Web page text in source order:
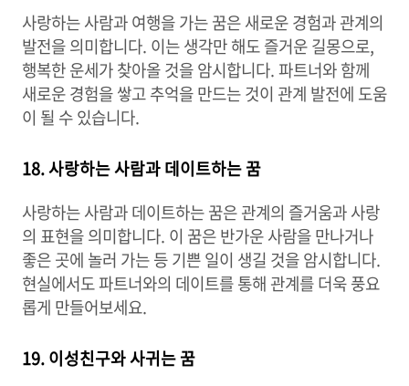
사랑하는 사람과 여행을 가는 꿈은 새로운 경험과 관계의
발전을 의미합니다. 이는 생각만 해도 즐거운 길몽으로,
행복한 운세가 찾아올 것을 암시합니다. 파트너와 함께
새로운 경험을 쌓고 추억을 만드는 것이 관계 발전에 도움
이 될 수 있습니다.
18. 사랑하는 사람과 데이트하는 꿈
사랑하는 사람과 데이트하는 꿈은 관계의 즐거움과 사랑
의 표현을 의미합니다. 이 꿈은 반가운 사람을 만나거나
좋은 곳에 놀러 가는 등 기쁜 일이 생길 것을 암시합니다.
현실에서도 파트너와의 데이트를 통해 관계를 더욱 풍요
롭게 만들어보세요.
19. 이성친구와 사귀는 꿈